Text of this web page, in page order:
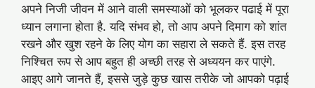
अपने निजी जीवन में आने वाली समस्याओं को भूलकर पढाई में पूरा
ध्यान लगाना होता है. यदि संभव हो, तो आप अपने दिमाग को शांत
रखने और खुश रहने के लिए योग का सहारा ले सकते हैं. इस तरह
निश्चित रूप से आप बहुत ही अच्छी तरह से अध्ययन कर पाएंगे.
आइए आगे जानते हैं, इससे जुड़े कुछ खास तरीके जो आपको पढ़ाई